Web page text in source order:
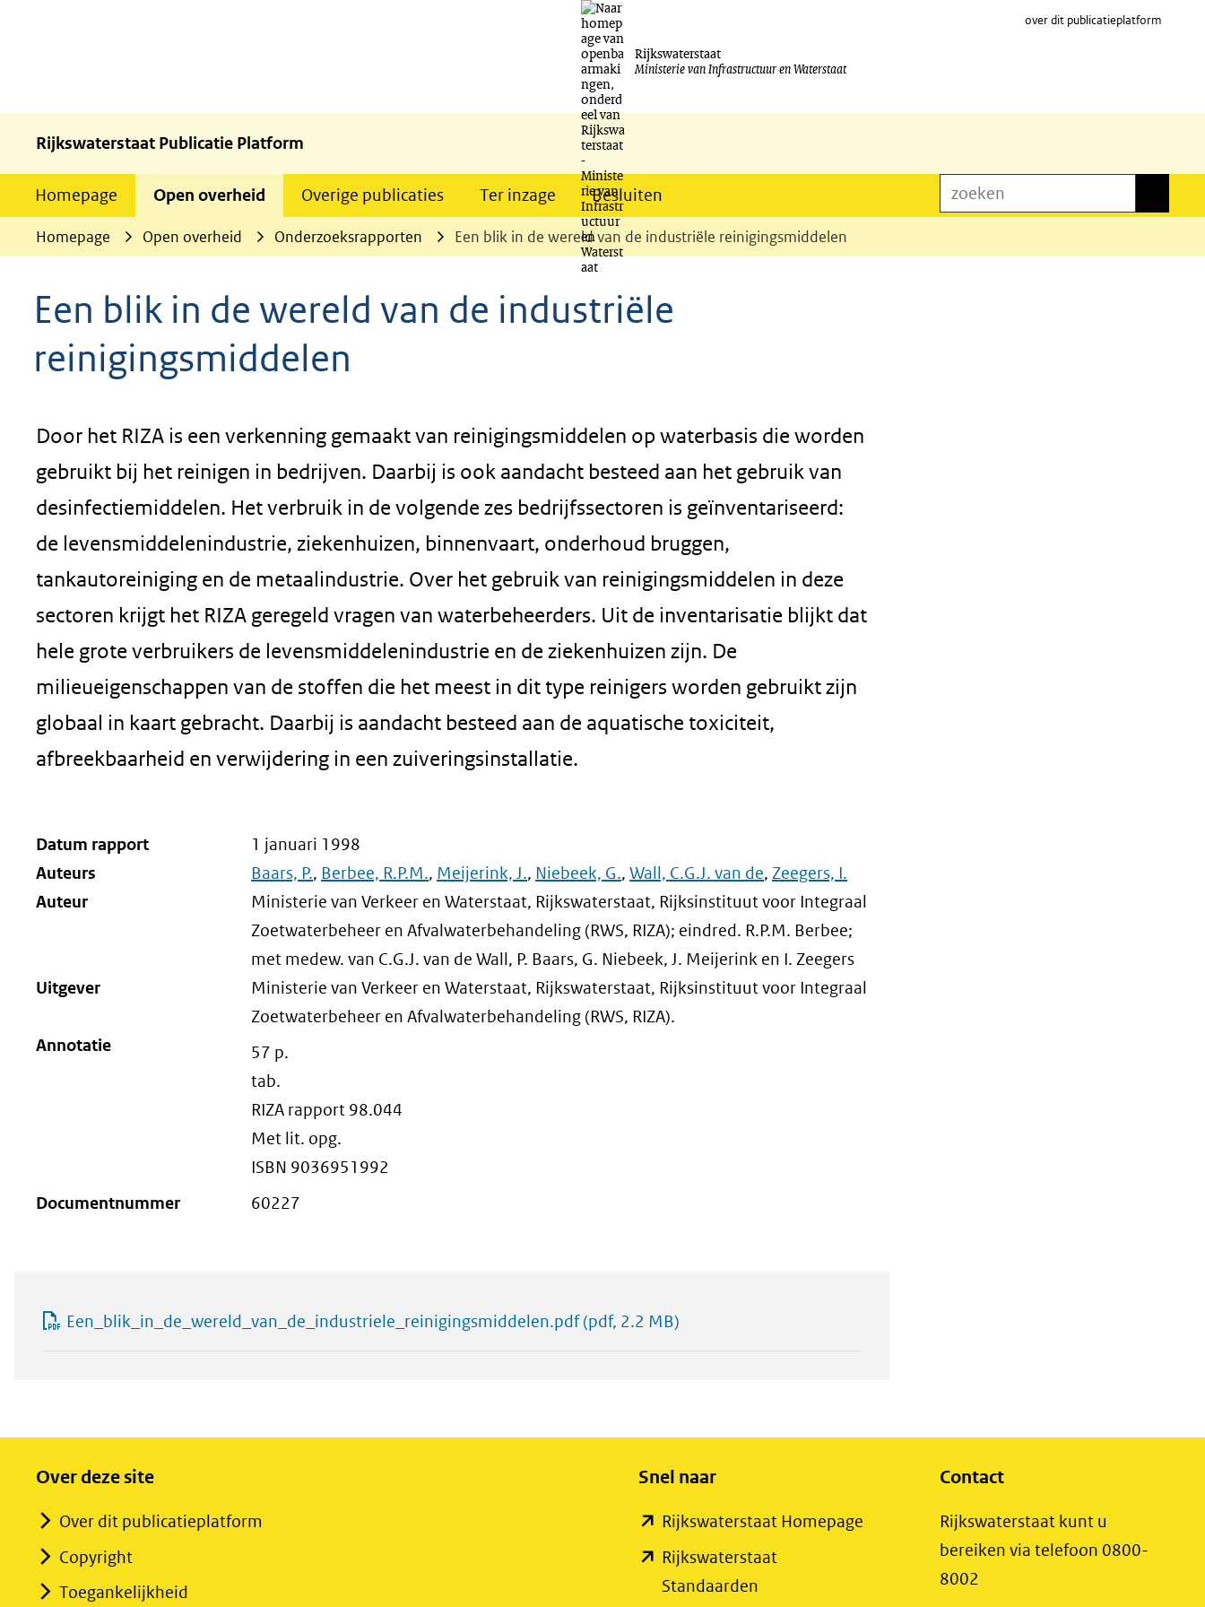
Ga
naar
inhoud
Rijkswaterstaat
Ministerie van Infrastructuur en Waterstaat
over dit publicatieplatform
Rijkswaterstaat Publicatie Platform
Homepage Open overheid Overige publicaties Ter inzage Besluiten zoeken
Homepage Open overheid Onderzoeksrapporten Een blik in de wereld van de industriële reinigingsmiddelen
Een blik in de wereld van de industriële
reinigingsmiddelen
Door het RIZA is een verkenning gemaakt van reinigingsmiddelen op waterbasis die worden
gebruikt bij het reinigen in bedrijven. Daarbij is ook aandacht besteed aan het gebruik van
desinfectiemiddelen. Het verbruik in de volgende zes bedrijfssectoren is geïnventariseerd:
de levensmiddelenindustrie, ziekenhuizen, binnenvaart, onderhoud bruggen,
tankautoreiniging en de metaalindustrie. Over het gebruik van reinigingsmiddelen in deze
sectoren krijgt het RIZA geregeld vragen van waterbeheerders. Uit de inventarisatie blijkt dat
hele grote verbruikers de levensmiddelenindustrie en de ziekenhuizen zijn. De
milieueigenschappen van de stoffen die het meest in dit type reinigers worden gebruikt zijn
globaal in kaart gebracht. Daarbij is aandacht besteed aan de aquatische toxiciteit,
afbreekbaarheid en verwijdering in een zuiveringsinstallatie.
Datum rapport
1 januari 1998
Auteurs
Baars, P., Berbee, R.P.M., Meijerink, J., Niebeek, G., Wall, C.G.J. van de, Zeegers, I.
Auteur
Ministerie van Verkeer en Waterstaat, Rijkswaterstaat, Rijksinstituut voor Integraal
Zoetwaterbeheer en Afvalwaterbehandeling (RWS, RIZA); eindred. R.P.M. Berbee;
met medew. van C.G.J. van de Wall, P. Baars, G. Niebeek, J. Meijerink en I. Zeegers
Uitgever
Ministerie van Verkeer en Waterstaat, Rijkswaterstaat, Rijksinstituut voor Integraal
Zoetwaterbeheer en Afvalwaterbehandeling (RWS, RIZA).
Annotatie
57 p.
tab.
RIZA rapport 98.044
Met lit. opg.
ISBN 9036951992
Documentnummer
60227
Een_blik_in_de_wereld_van_de_industriele_reinigingsmiddelen.pdf(pdf, 2.2 MB)
Over deze site
Over dit publicatieplatform
Copyright
Toegankelijkheid
Snel naar
Rijkswaterstaat Homepage
Rijkswaterstaat
Standaarden
Contact
Rijkswaterstaat kunt u
bereiken via telefoon 0800-
8002